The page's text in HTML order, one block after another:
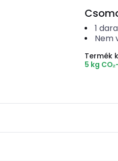
1
Nem
Termék
5 kg